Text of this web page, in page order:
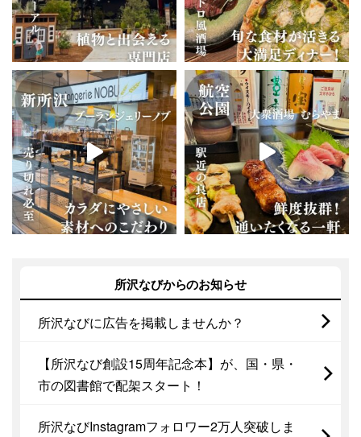
所沢なびからのお知らせ
所沢なびに広告を掲載しませんか？
【所沢なび創設15周年記念本】が、国・県・
市の図書館で配架スタート！
所沢なびInstagramフォロワー2万人突破しま